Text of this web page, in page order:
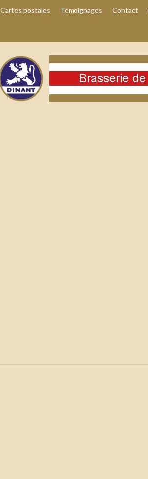
Cartes postales Témoignages Contact